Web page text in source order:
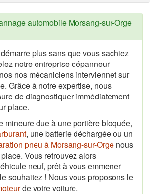
automobile Morsang-sur-Orge
plus sans que vous sachiez
notre entreprise dépanneur
nos mécaniciens interviennet sur
Grâce à notre expertise, nous
de diagnostiquer immédiatement
place.
mineure due à une portière bloquée,
, une batterie déchargée ou un
pneu à Morsang-sur-Orge nous
Vous retrouvez alors
neuf, prêt à vous emmener
souhaitez ! Nous vous proposons le
de votre voiture.